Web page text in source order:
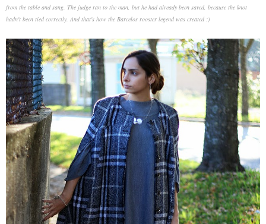
from the table and sang. The judge ran to the man, but he had already been saved, because the knot
hadn't been tied correctly. And that's how the Barcelos rooster legend was created :)